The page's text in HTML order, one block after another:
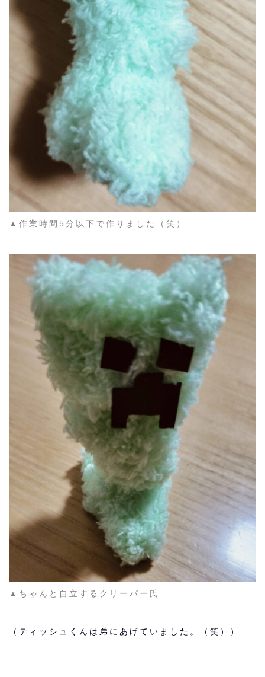
▲作業時間5分以下で作りました（笑）
▲ちゃんと自立するクリーパー氏
（ティッシュくんは弟にあげていました。（笑））